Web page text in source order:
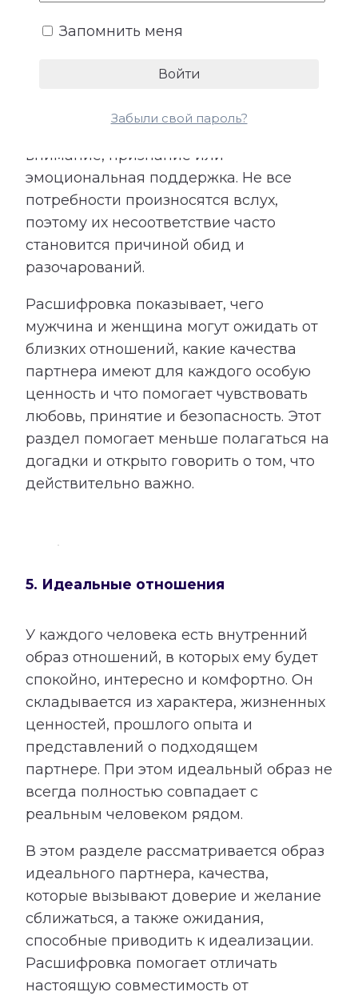
собственное представление о любви,
особенно нуждается в надежности и
внимание, признание или
эмоциональная поддержка. Не все
потребности произносятся вслух,
поэтому их несоответствие часто
становится причиной обид и
разочарований.
Расшифровка показывает, чего
мужчина и женщина могут ожидать от
близких отношений, какие качества
партнера имеют для каждого особую
ценность и что помогает чувствовать
любовь, принятие и безопасность. Этот
раздел помогает меньше полагаться на
догадки и открыто говорить о том, что
действительно важно.
5. Идеальные отношения
У каждого человека есть внутренний
образ отношений, в которых ему будет
спокойно, интересно и комфортно. Он
складывается из характера, жизненных
ценностей, прошлого опыта и
представлений о подходящем
партнере. При этом идеальный образ не
всегда полностью совпадает с
реальным человеком рядом.
В этом разделе рассматривается образ
идеального партнера, качества,
которые вызывают доверие и желание
сближаться, а также ожидания,
способные приводить к идеализации.
Расшифровка помогает отличать
настоящую совместимость от
Запомнить меня
Забыли свой пароль?